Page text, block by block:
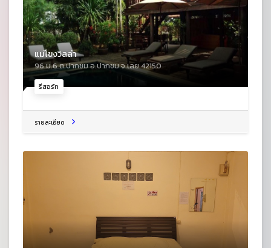
รีสอร์ท
แม่โขงวิลล่า
96 ม.6 ต.ปากชม อ.ปากชม จ.เลย 42150
รายละเอียด